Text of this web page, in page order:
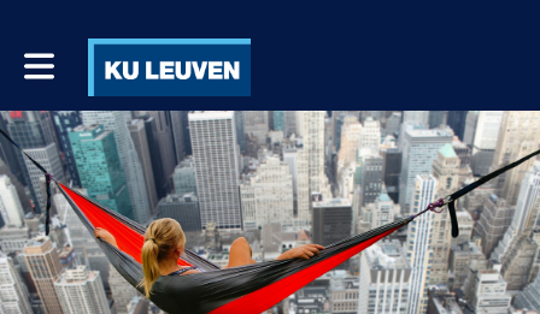
Toggle main navigation